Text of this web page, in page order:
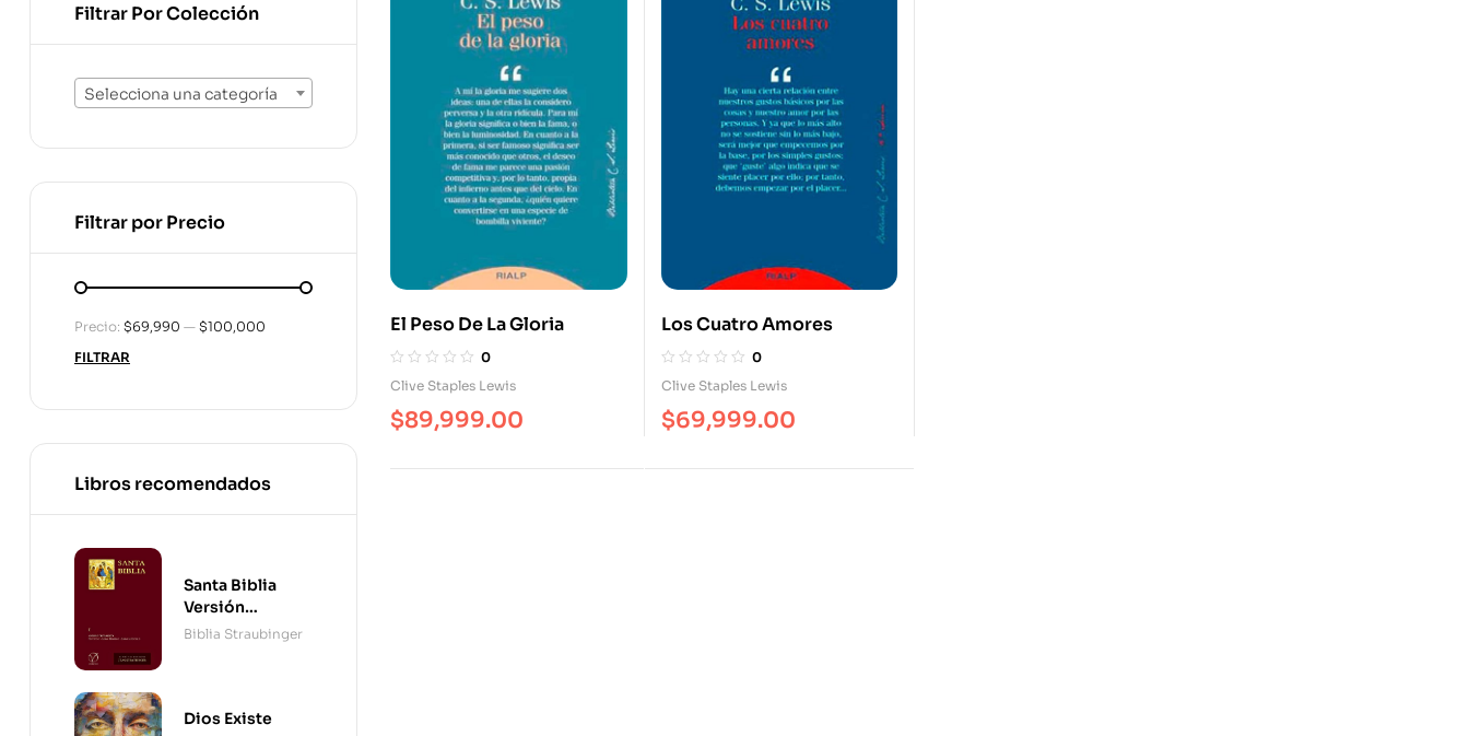
El Peso De La Gloria
0
Clive Staples Lewis
$89,999.00
Los Cuatro Amores
0
Clive Staples Lewis
$69,999.00
Filtrar Por Colección
Selecciona una categoría
Filtrar por Precio
FILTRAR
Precio: $69,990 — $100,000
Libros recomendados
Santa Biblia
Versión
Straubinger - 2
Biblia Straubinger
Dios Existe